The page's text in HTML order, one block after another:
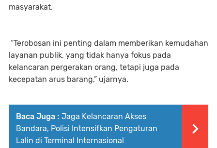
masyarakat.
“Terobosan ini penting dalam memberikan kemudahan
layanan publik, yang tidak hanya fokus pada
kelancaran pergerakan orang, tetapi juga pada
kecepatan arus barang,” ujarnya.
Baca Juga : Jaga Kelancaran Akses
Bandara, Polisi Intensifkan Pengaturan
Lalin di Terminal Internasional